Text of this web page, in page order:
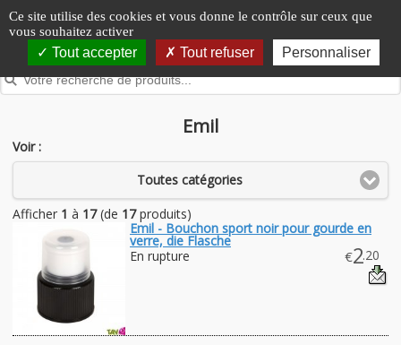
Panneau de gestion des cookies
Ce site utilise des cookies et vous donne le contrôle sur ceux que
vous souhaitez activer
Tout accepter Tout refuser Personnaliser
Emil
Voir :
Toutes catégories
Afficher 1 à 17(de 17produits)
Emil - Bouchon sport noir pour gourde en
verre, die Flasche
€2.20
En rupture